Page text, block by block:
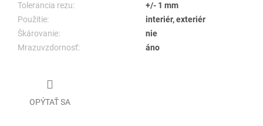
Tolerancia rezu:
+/- 1 mm
Použitie:
interiér, exteriér
Škárovanie:
nie
Mrazuvzdornosť:
áno
OPÝTAŤ SA